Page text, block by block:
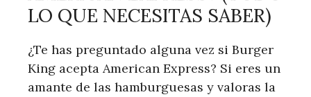
LO QUE NECESITAS ‍SABER)
¿Te has preguntado alguna vez si Burger
King ⁢acepta American Express? Si eres‌ un
amante de las hamburguesas ⁤y valoras la